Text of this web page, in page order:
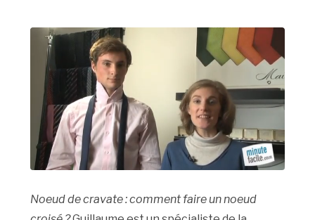
Noeud de cravate : comment faire un noeud